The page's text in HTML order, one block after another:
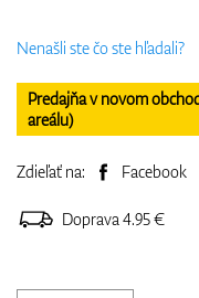
Nenašli ste čo ste hľadali?
Predajňa v novom
areálu)
Zdieľať na: Facebook
Doprava 4.95 €